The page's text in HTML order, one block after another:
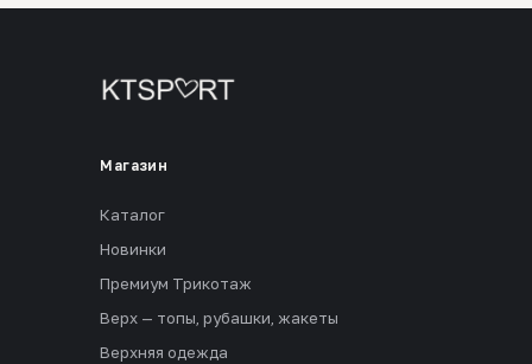
Магазин
Каталог
Новинки
Премиум Трикотаж
Верх — топы, рубашки, жакеты
Верхняя одежда